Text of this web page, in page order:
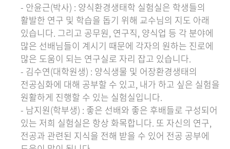
- 안윤근(박사) : 양식환경생태학 실험실은 학생들의
활발한 연구 및 학습을 돕기 위해 교수님의 지도 아래
있습니다. 그리고 공무원, 연구직, 양식업 등 각 분야에
많은 선배님들이 계시기 때문에 각자의 원하는 진로에
많은 도움이 되는 연구실로 자리 잡고 있습니다.
- 김수연(대학원생) : 양식생물 및 어장환경생태의
전공심화에 대해 공부할 수 있고, 내가 하고 싶은 실험을
원활하게 진행할 수 있는 실험실입니다.
- 남지원(학부생) : 좋은 선배와 좋은 후배들로 구성되어
있는 저희 실험실은 항상 화목합니다. 또 자신의 연구,
전공과 관련된 지식을 전해 받을 수 있어 전공 공부에